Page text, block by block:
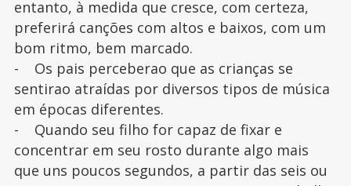
entanto, à medida que cresce, com certeza,
preferirá canções com altos e baixos, com um
bom ritmo, bem marcado.
- Os pais perceberao que as crianças se
sentirao atraídas por diversos tipos de música
em épocas diferentes.
- Quando seu filho for capaz de fixar e
concentrar em seu rosto durante algo mais
que uns poucos segundos, a partir das seis ou